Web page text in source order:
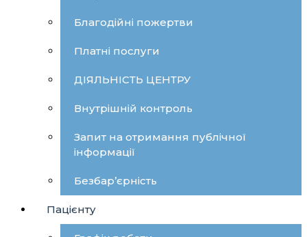
Благодійні пожертви
Платні послуги
ДІЯЛЬНІСТЬ ЦЕНТРУ
Внутрішній контроль
Запит на отримання публічної
інформації
Безбар’єрність
Пацієнту